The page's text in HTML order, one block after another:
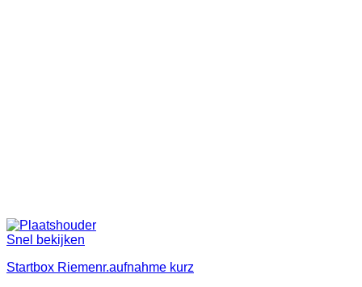
Snel bekijken
Startbox Riemenr.aufnahme kurz